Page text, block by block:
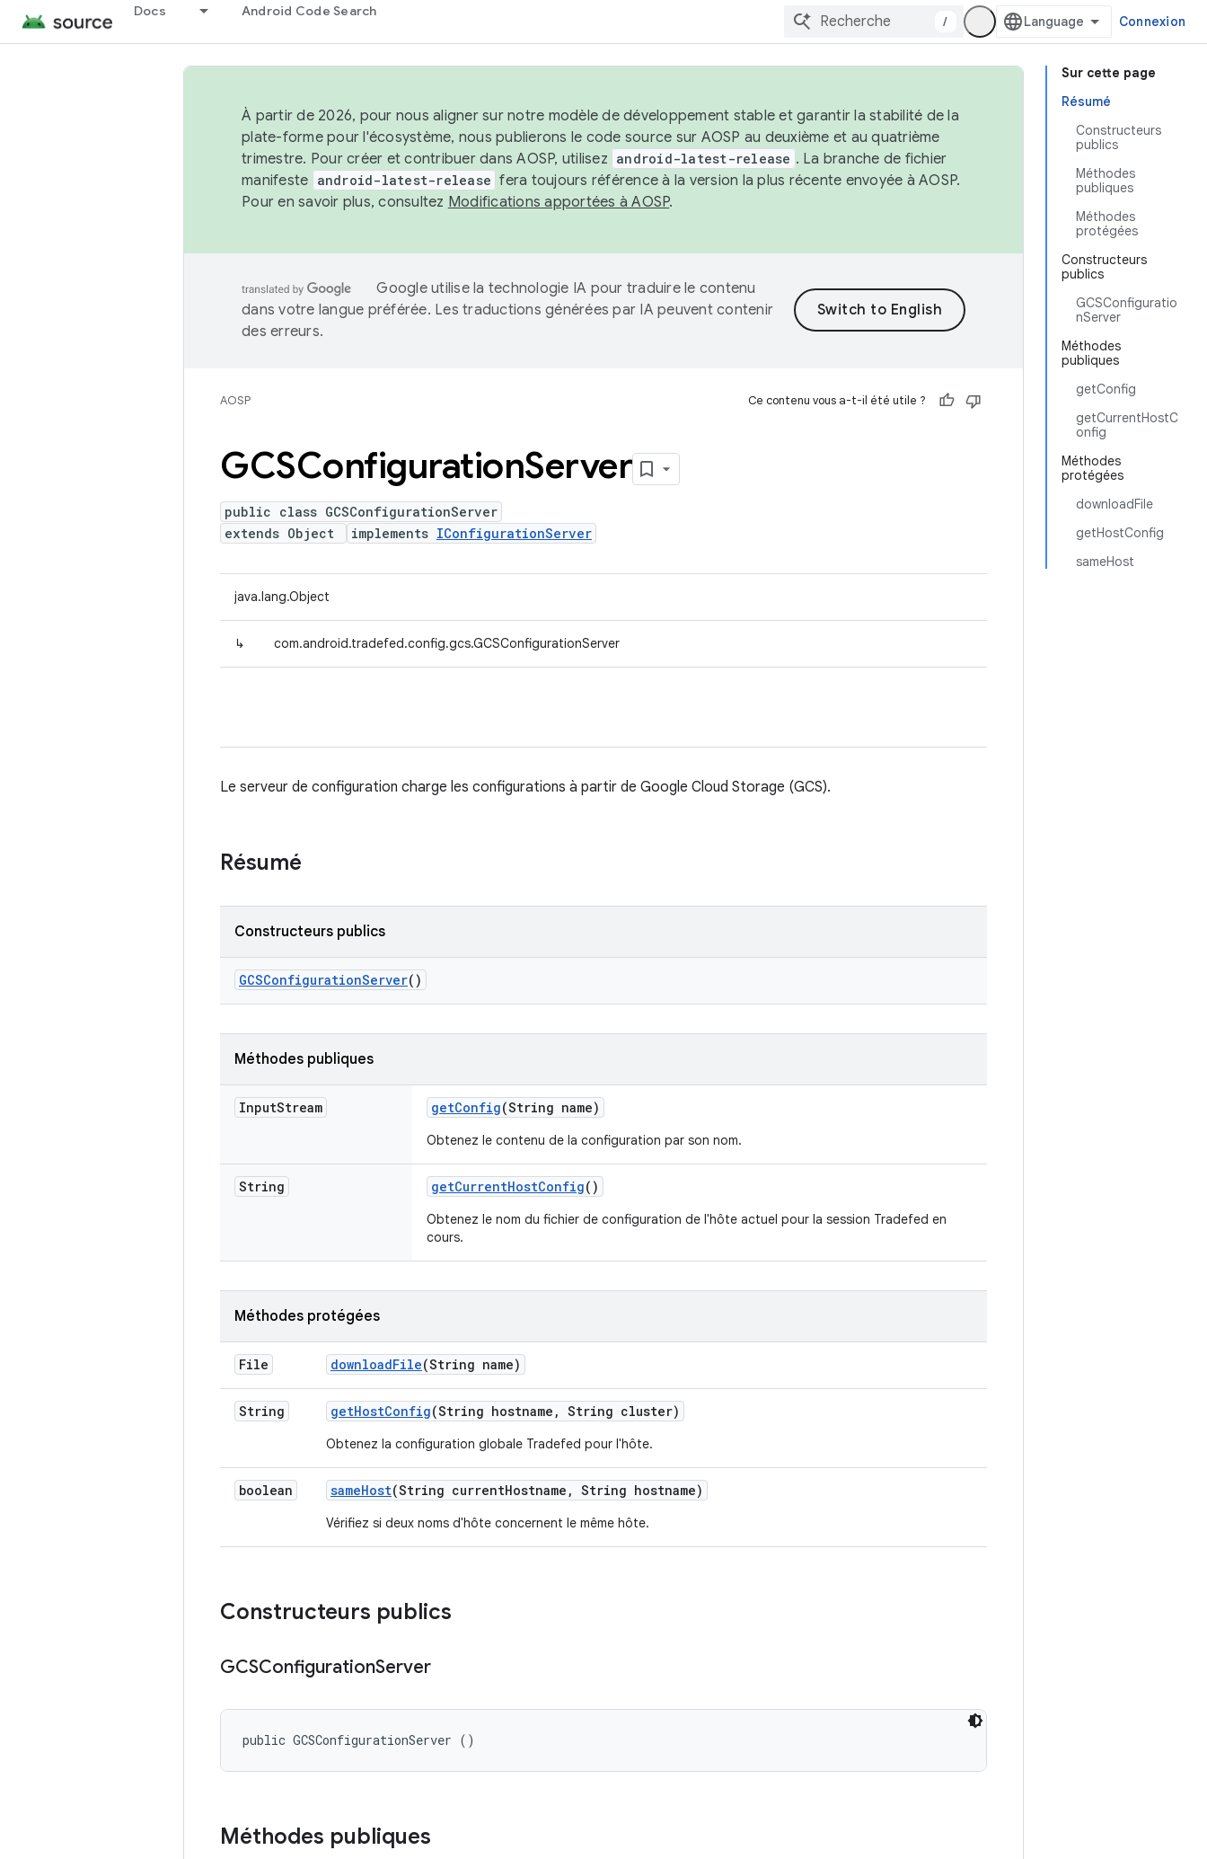
Docs Android Code Search
/ Connexion
Sur cette page
Résumé
Constructeurs
publics
Méthodes
publiques
Méthodes
protégées
Constructeurs
publics
GCSConfiguratio
nServer
Méthodes
publiques
getConfig
getCurrentHostC
onfig
Méthodes
protégées
downloadFile
getHostConfig
sameHost
À partir de 2026, pour nous aligner sur notre modèle de développement stable et garantir la stabilité de la
plate-forme pour l'écosystème, nous publierons le code source sur AOSP au deuxième et au quatrième
trimestre. Pour créer et contribuer dans AOSP, utilisez android-latest-release . La branche de fichier
manifeste android-latest-release fera toujours référence à la version la plus récente envoyée à AOSP.
Pour en savoir plus, consultez Modifications apportées à AOSP.
Google utilise la technologie IA pour traduire le contenu
dans votre langue préférée. Les traductions générées par IA peuvent contenir
des erreurs.
AOSP Ce contenu vous a-t-il été utile ?
GCSConfigurationServer
public class GCSConfigurationServer
extends Object
implements IConfigurationServer
java.lang.Object
↳ com.android.tradefed.config.gcs.GCSConfigurationServer
Le serveur de configuration charge les configurations à partir de Google Cloud Storage (GCS).
Résumé
Constructeurs publics
GCSConfigurationServer()
Méthodes publiques
InputStream getConfig(String name)
Obtenez le contenu de la configuration par son nom.
String getCurrentHostConfig()
Obtenez le nom du fichier de configuration de l'hôte actuel pour la session Tradefed en
cours.
Méthodes protégées
File downloadFile(String name)
String getHostConfig(String hostname , String cluster)
Obtenez la configuration globale Tradefed pour l'hôte.
boolean sameHost(String currentHostname , String hostname)
Vérifiez si deux noms d'hôte concernent le même hôte.
Constructeurs publics
GCSConfigurationServer
public GCSConfigurationServer ()
Méthodes publiques